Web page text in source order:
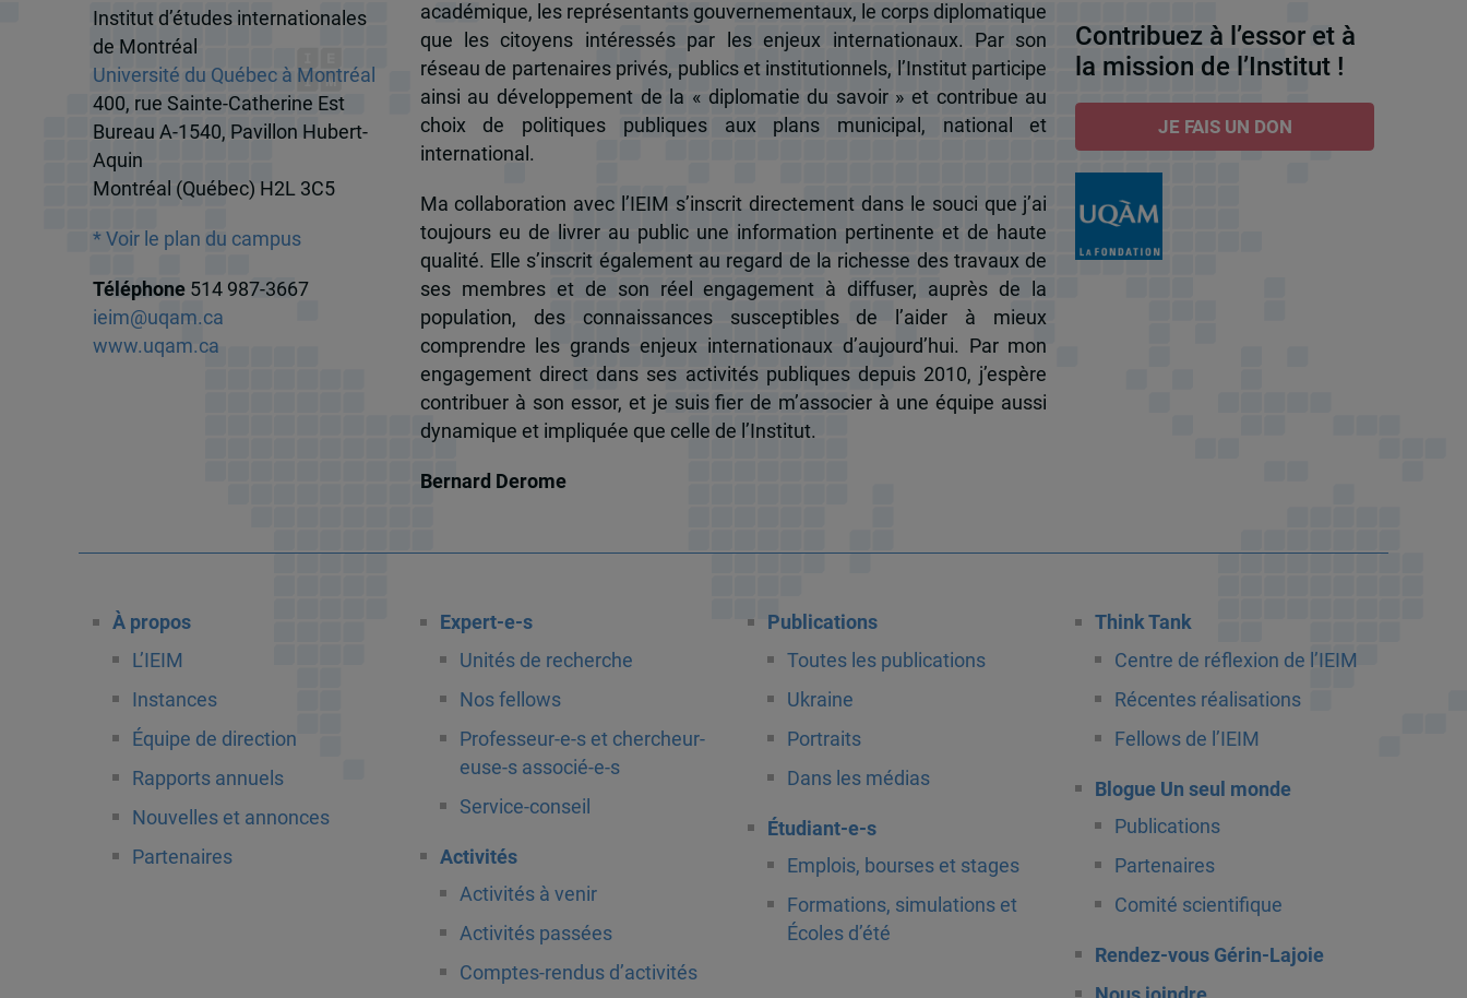
Institut d’études internationales
de Montréal
Université du Québec à Montréal
400, rue Sainte-Catherine Est
Bureau A-1540, Pavillon Hubert-
Aquin
Montréal (Québec) H2L 3C5
* Voir le plan du campus
Téléphone 514 987-3667
ieim@uqam.ca
www.uqam.ca
académique, les représentants gouvernementaux, le corps diplomatique
que les citoyens intéressés par les enjeux internationaux. Par son
réseau de partenaires privés, publics et institutionnels, l’Institut participe
ainsi au développement de la « diplomatie du savoir » et contribue au
choix de politiques publiques aux plans municipal, national et
international.
Ma collaboration avec l’IEIM s’inscrit directement dans le souci que j’ai
toujours eu de livrer au public une information pertinente et de haute
qualité. Elle s’inscrit également au regard de la richesse des travaux de
ses membres et de son réel engagement à diffuser, auprès de la
population, des connaissances susceptibles de l’aider à mieux
comprendre les grands enjeux internationaux d’aujourd’hui. Par mon
engagement direct dans ses activités publiques depuis 2010, j’espère
contribuer à son essor, et je suis fier de m’associer à une équipe aussi
dynamique et impliquée que celle de l’Institut.
Bernard Derome
Contribuez à l’essor et à
la mission de l’Institut !
JE FAIS UN DON
À propos
L’IEIM
Instances
Équipe de direction
Rapports annuels
Nouvelles et annonces
Partenaires
Expert-e-s
Unités de recherche
Nos fellows
Professeur-e-s et chercheur-
euse-s associé-e-s
Service-conseil
Activités
Activités à venir
Activités passées
Comptes-rendus d’activités
Publications
Toutes les publications
Ukraine
Portraits
Dans les médias
Étudiant-e-s
Emplois, bourses et stages
Formations, simulations et
Écoles d’été
Think Tank
Centre de réflexion de l’IEIM
Récentes réalisations
Fellows de l’IEIM
Blogue Un seul monde
Publications
Partenaires
Comité scientifique
Rendez-vous Gérin-Lajoie